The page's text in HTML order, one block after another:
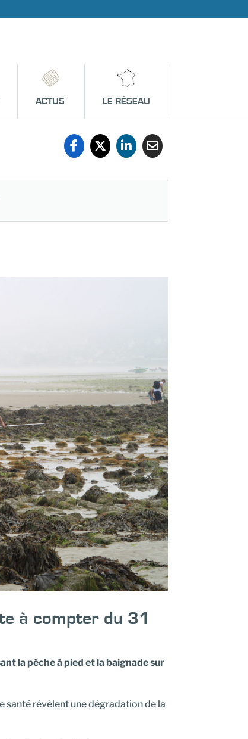
ACTUS LE RÉSEAU
à compter du 31
la pêche à pied et la baignade sur
santé révèlent une dégradation de la